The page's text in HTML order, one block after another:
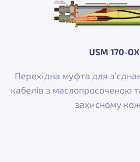
USM 170-OX
Перехідна муфта для
кабелів з маслопросоченою
захисному